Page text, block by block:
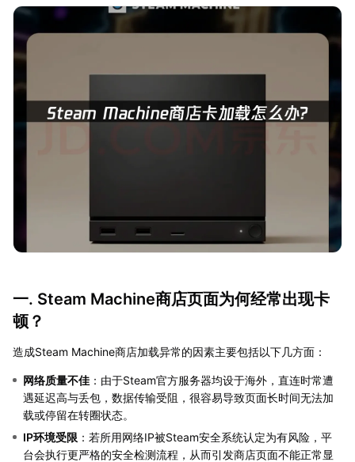
一. Steam Machine商店页面为何经常出现卡
顿？
造成Steam Machine商店加载异常的因素主要包括以下几方面：
网络质量不佳 ：由于Steam官方服务器均设于海外，直连时常遭
遇延迟高与丢包，数据传输受阻，很容易导致页面长时间无法加
载或停留在转圈状态。
IP环境受限 ：若所用网络IP被Steam安全系统认定为有风险，平
台会执行更严格的安全检测流程，从而引发商店页面不能正常显